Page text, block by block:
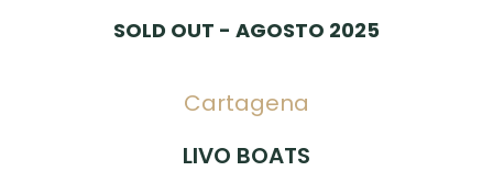
SOLD OUT - AGOSTO 2025
Cartagena
LIVO BOATS